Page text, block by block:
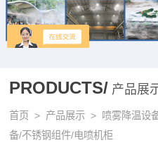
PRODUCTS/ 产品展
首页 > 产品展示 > 喷雾降温设
备/不锈钢组件/电喷机柜